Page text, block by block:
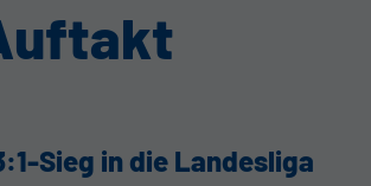
Sieg in die Landesliga